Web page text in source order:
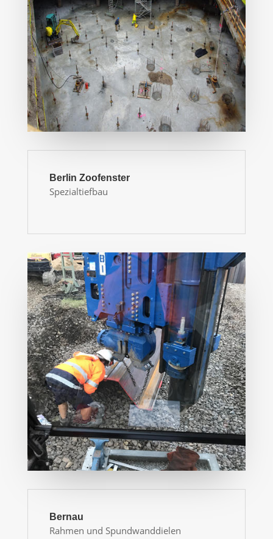
Berlin Zoofenster
Spezialtiefbau
Bernau
Rahmen und Spundwanddielen